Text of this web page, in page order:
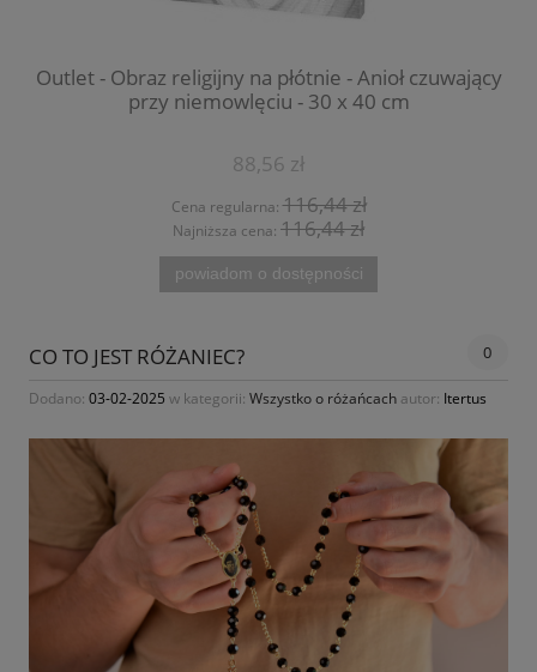
OUTLET - Książka - Kobieta w pełni szczęśliwa - s.
Anna Maria Pudełko AP
9,59 zł
Cena regularna:12,97 zł
Najniższa cena:3,38 zł
do koszyka
CO TO JEST RÓŻANIEC? 0
Dodano: 03-02-2025 w kategorii: Wszystko o różańcach autor: Itertus